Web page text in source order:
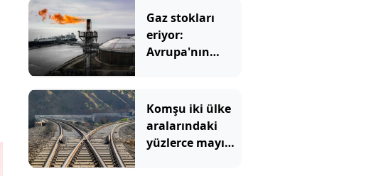
Gaz stokları
eriyor:
Avrupa'nın
Komşu iki ülke
aralarındaki
yüzlerce mayına